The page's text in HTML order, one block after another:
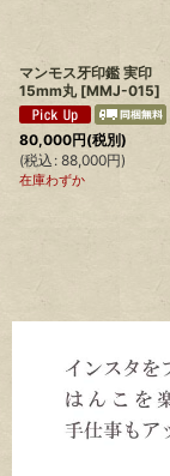
マンモス牙印鑑 実印
15mm丸 [MMJ-015]
80,000円(税別)
(税込 : 88,000円)
在庫わずか